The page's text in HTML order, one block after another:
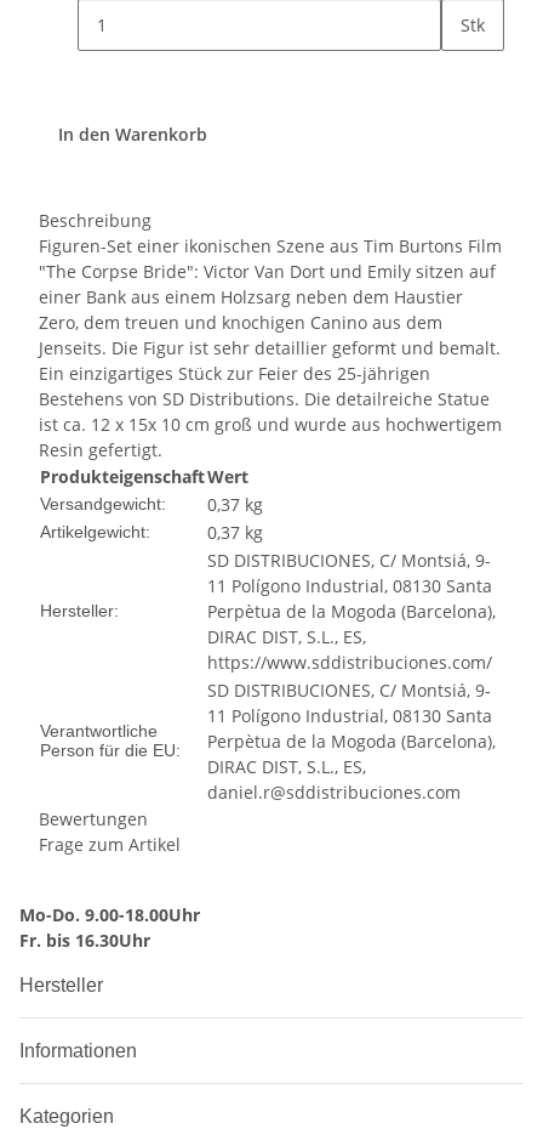
Stk
In den Warenkorb
Beschreibung
Figuren-Set einer ikonischen Szene aus Tim Burtons Film
"The Corpse Bride": Victor Van Dort und Emily sitzen auf
einer Bank aus einem Holzsarg neben dem Haustier
Zero, dem treuen und knochigen Canino aus dem
Jenseits. Die Figur ist sehr detaillier geformt und bemalt.
Ein einzigartiges Stück zur Feier des 25-jährigen
Bestehens von SD Distributions. Die detailreiche Statue
ist ca. 12 x 15x 10 cm groß und wurde aus hochwertigem
Resin gefertigt.
ProdukteigenschaftWert
Versandgewicht: 0,37 kg
Artikelgewicht: 0,37 kg
Hersteller:
SD DISTRIBUCIONES, C/ Montsiá, 9-
11 Polígono Industrial, 08130 Santa
Perpètua de la Mogoda (Barcelona),
DIRAC DIST, S.L., ES,
https://www.sddistribuciones.com/
Verantwortliche
Person für die EU:
SD DISTRIBUCIONES, C/ Montsiá, 9-
11 Polígono Industrial, 08130 Santa
Perpètua de la Mogoda (Barcelona),
DIRAC DIST, S.L., ES,
daniel.r@sddistribuciones.com
Bewertungen
Frage zum Artikel
Mo-Do. 9.00-18.00Uhr
Fr. bis 16.30Uhr
Hersteller
Informationen
Kategorien